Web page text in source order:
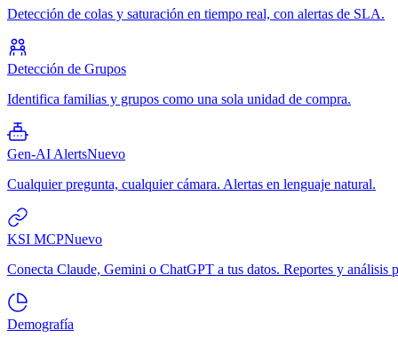
Detección de colas y saturación en tiempo real, con alertas de SLA.
Detección de Grupos
Identifica familias y grupos como una sola unidad de compra.
Gen-AI AlertsNuevo
Cualquier pregunta, cualquier cámara. Alertas en lenguaje natural.
KSI MCPNuevo
Conecta Claude, Gemini o ChatGPT a tus datos. Reportes y análisis
Demografía